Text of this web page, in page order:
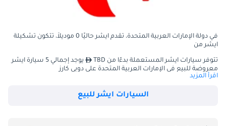
في دولة الإمارات العربية المتحدة، تقدم ايشر حاليًا 0 موديلاً، تتكون تشكيلة
ايشر من
تتوفر سيارات ايشر المستعملة بدءًا من TBD
يوجد إجمالي 5 سيارة ايشر
معروضة للبيع في الإمارات العربية المتحدة على دوبي كارز
اقرأ المزيد
السيارات ايشر للبيع